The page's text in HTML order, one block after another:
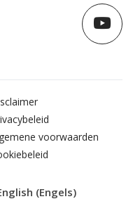
voorwaarden
(Engels)